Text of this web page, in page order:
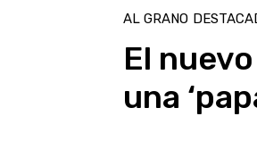
AL GRANO
El
una